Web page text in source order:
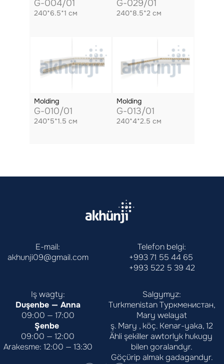
G-004/01
240*6.5*1 см
G-029/01
240*8.5*2 см
Molding
G-010/01
240*5*1.5 см
Molding
G-013/01
240*4*2.5 см
E-mail:
akhunji09@gmail.com
Telefon belgi:
+993 71 55 44 65
+993 522 5 39 42
Iş wagty:
Duşenbe — Anna
09:00 — 17:00
Şenbe
09:00 — 12:00
Arakesme: 12:00 — 13:30
Salgymyz:
Turkmenistan Туркменистан,
Mary welayat
ş. Mary , köç. Kenar-yaka, 12
Ähli şekiller awtorlyk hukugy
bilen goralandyr.
Göçürip almak gadagandyr.